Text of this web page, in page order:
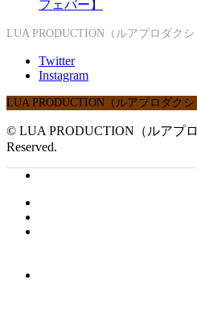
フェバー】
LUA PRODUCTION（ルアプロダクシ
Twitter
Instagram
LUA PRODUCTION（ルアプロダクシ
© LUA PRODUCTION（ルアプ
Reserved.